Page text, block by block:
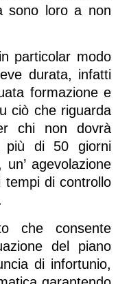
sono loro a non
particolar modo
durata, infatti
formazione e
ciò che riguarda
chi non dovrà
più di 50 giorni
agevolazione
di controllo
che consente
del piano
di infortunio,